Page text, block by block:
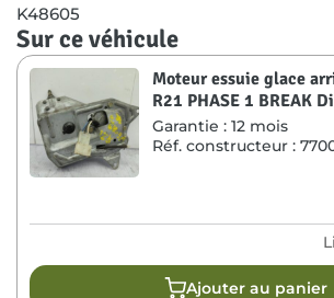
K48605
Sur ce véhicule
Moteur essuie glace
R21 PHASE 1 BREAK
Garantie : 12 mois
Réf. constructeur :
Ajouter au panier